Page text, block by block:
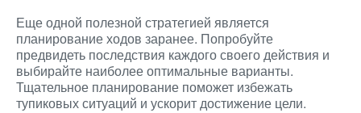
Еще одной полезной стратегией является
планирование ходов заранее. Попробуйте
предвидеть последствия каждого своего действия и
выбирайте наиболее оптимальные варианты.
Тщательное планирование поможет избежать
тупиковых ситуаций и ускорит достижение цели.